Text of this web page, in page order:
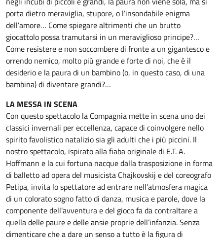
porta dietro meraviglia, stupore, o l’insondabile enigma
dell’amore… Come spiegare altrimenti che un brutto
giocattolo possa tramutarsi in un meraviglioso principe?…
Come resistere e non soccombere di fronte a un gigantesco e
orrendo nemico, molto più grande e forte di noi, che è il
desiderio e la paura di un bambino (o, in questo caso, di una
bambina) di diventare grandi?…
LA MESSA IN SCENA
Con questo spettacolo la Compagnia mette in scena uno dei
classici invernali per eccellenza, capace di coinvolgere nello
spirito favolistico natalizio sia gli adulti che i più piccini. Il
nostro spettacolo, ispirato alla fiaba originale di E.T. A.
Hoffmann e la cui fortuna nacque dalla trasposizione in forma
di balletto ad opera del musicista Chajkovskij e del coreografo
Petipa, invita lo spettatore ad entrare nell’atmosfera magica
di un colorato sogno fatto di danza, musica e parole, dove la
componente dell’avventura e del gioco fa da contraltare a
quella delle paure e delle ansie proprie dell’infanzia. Senza
dimenticare che a dare un senso a tutto è la figura di